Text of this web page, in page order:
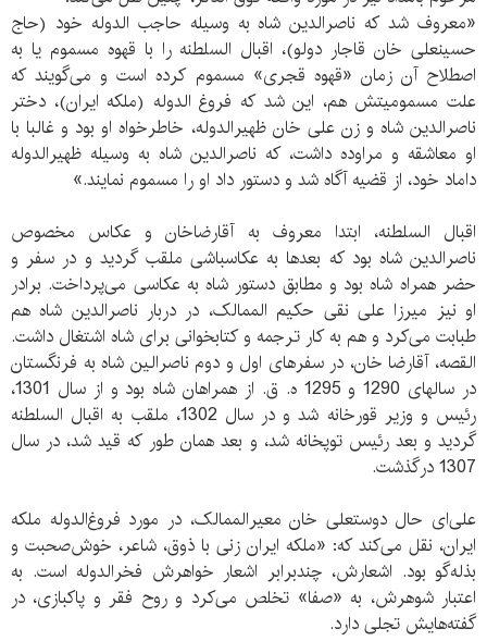
«معروف شد که ناصرالدین شاه به وسیله حاجب الدوله خود (حاج
حسینعلی خان قاجار دولو)، اقبال السلطنه را با قهوه مسموم یا به
اصطلاح آن زمان «قهوه قجری» مسموم کرده است و می‌گویند که
علت مسمومیتش هم، این شد که فروغ الدوله (ملکه ایران)، دختر
ناصرالدین شاه و زن علی خان ظهیرالدوله، خاطرخواه او بود و غالبا با
او معاشقه و مراوده داشت، که ناصرالدین شاه به وسیله ظهیرالدوله
داماد خود، از قضیه آگاه شد و دستور داد او را مسموم نمایند.»
اقبال السلطنه، ابتدا معروف به آقارضاخان و عکاس مخصوص
ناصرالدین شاه بود که بعدها به عکاسباشی ملقب گردید و در سفر و
حضر همراه شاه بود و مطابق دستور شاه به عکاسی می‌پرداخت. برادر
او نیز میرزا علی نقی حکیم الممالک، در دربار ناصرالدین شاه هم
طبابت می‌کرد و هم به کار ترجمه و کتابخوانی برای شاه اشتغال داشت.
القصه، آقارضا خان، در سفرهای اول و دوم ناصرالین شاه به فرنگستان
در سالهای 1290 و 1295 ه. ق. از همراهان شاه بود و از سال 1301،
رئیس و وزیر قورخانه شد و در سال 1302، ملقب به اقبال السلطنه
گردید و بعد رئیس توپخانه شد، و بعد همان طور که قید شد، در سال
1307 درگذشت.
علی‌ای حال دوستعلی خان معیرالممالک، در مورد فروغ‌الدوله ملکه
ایران، نقل می‌کند که: «ملکه ایران زنی با ذوق، شاعر، خوش‌صحبت و
بذله‌گو بود. اشعارش، چندبرابر اشعار خواهرش فخرالدوله است. به
اعتبار شوهرش، به «صفا» تخلص می‌کرد و روح فقر و پاکبازی، در
گفته‌هایش تجلی دارد.